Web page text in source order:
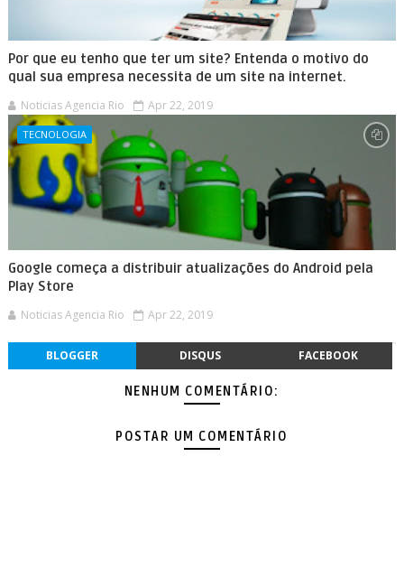
Por que eu tenho que ter um site? Entenda o motivo do
qual sua empresa necessita de um site na internet.
Noticias Agencia Rio Apr 22, 2019
TECNOLOGIA
Google começa a distribuir atualizações do Android pela
Play Store
Noticias Agencia Rio Apr 22, 2019
BLOGGER DISQUS FACEBOOK
NENHUM COMENTÁRIO:
POSTAR UM COMENTÁRIO